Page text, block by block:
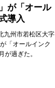
が「オール
導入
九州市若松区大字
「オールインク
が過ぎた。